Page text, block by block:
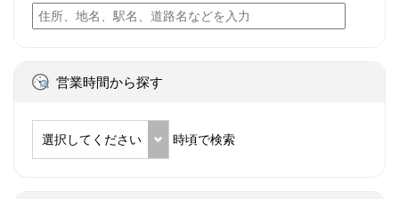
営業時間から探す
選択してください 時頃で検索